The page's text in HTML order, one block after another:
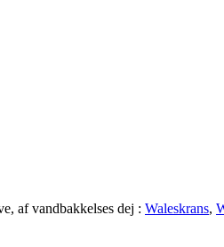
af vandbakkelses dej : Waleskrans,